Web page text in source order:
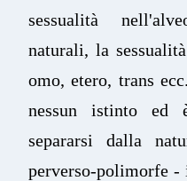
sessualità
naturali, la
omo, etero, trans
nessun istinto ed
separarsi dalla
perverso-polimorfe